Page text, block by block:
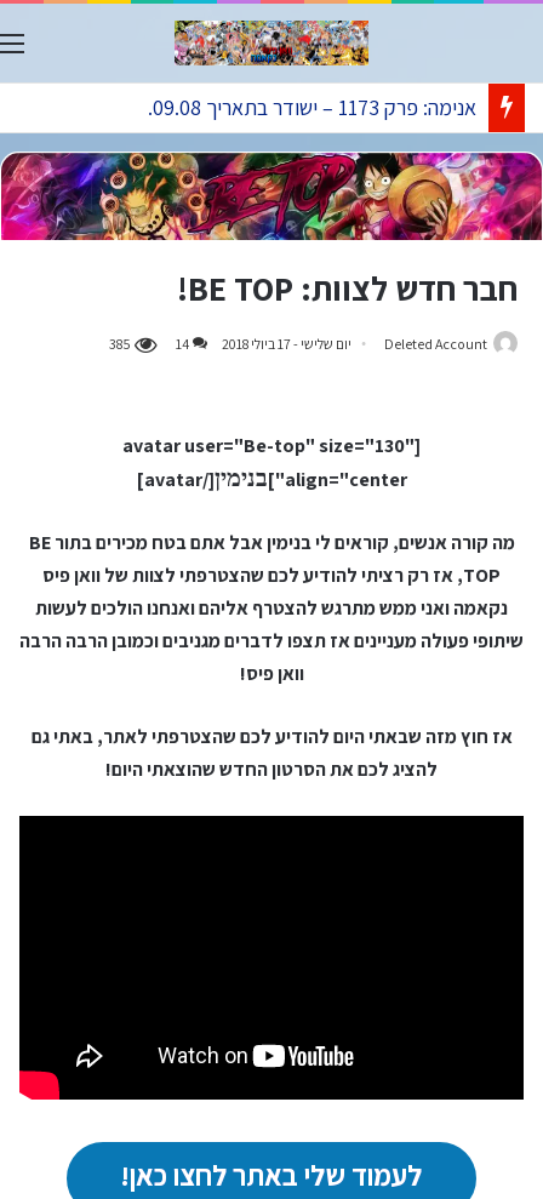
אנימה: פרק 1173 – ישודר בתאריך 09.08.
חבר חדש לצוות: BE TOP!
Deleted Account יום שלישי - 17 ביולי 2018 14
385
[avatar user="Be-top" size="130"
align="center"]
בנימין[/avatar]
מה קורה אנשים, קוראים לי בנימין אבל אתם בטח מכירים בתור BE
TOP, אז רק רציתי להודיע לכם שהצטרפתי לצוות של וואן פיס
נקאמה ואני ממש מתרגש להצטרף אליהם ואנחנו הולכים לעשות
שיתופי פעולה מעניינים אז תצפו לדברים מגניבים וכמובן הרבה הרבה
וואן פיס!
אז חוץ מזה שבאתי היום להודיע לכם שהצטרפתי לאתר, באתי גם
להציג לכם את הסרטון החדש שהוצאתי היום!
לעמוד שלי באתר לחצו כאן!